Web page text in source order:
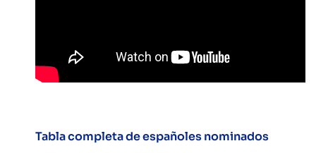
Tabla completa de españoles nominados